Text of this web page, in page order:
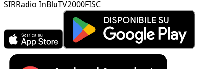
SIRRadio InBluTV2000FISC